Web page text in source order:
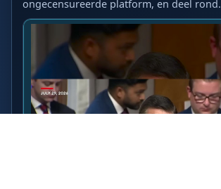
ongecensureerde platform, en deel rond.